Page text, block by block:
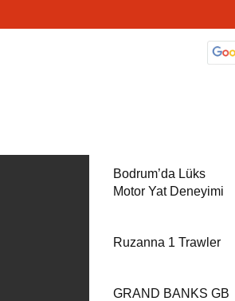
Bodrum’da Lüks
Motor Yat Deneyimi
Ruzanna 1 Trawler
GRAND BANKS GB